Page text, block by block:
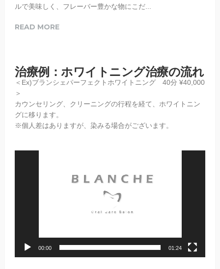
ルで美味しく、フレーバー豊かな物にこだ...
READ MORE
治療例：ホワイトニング治療の流れ
＜Ex)ブランシェパーフェクトホワイトニング 40分 ¥40,000
＞
カウンセリング、クリーニングの行程を経て、ホワイトニン
グに移ります。
※個人差はありますが、染みる場合がございます。
00:00 01:24